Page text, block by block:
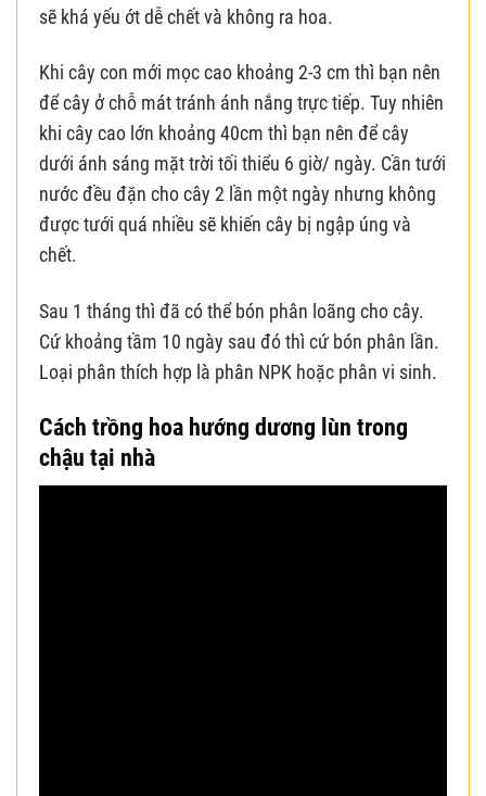
sẽ khá yếu ớt dễ chết và không ra hoa.
Khi cây con mới mọc cao khoảng 2-3 cm thì bạn nên
để cây ở chỗ mát tránh ánh nắng trực tiếp. Tuy nhiên
khi cây cao lớn khoảng 40cm thì bạn nên để cây
dưới ánh sáng mặt trời tối thiểu 6 giờ/ ngày. Cần tưới
nước đều đặn cho cây 2 lần một ngày nhưng không
được tưới quá nhiều sẽ khiến cây bị ngập úng và
chết.
Sau 1 tháng thì đã có thể bón phân loãng cho cây.
Cứ khoảng tầm 10 ngày sau đó thì cứ bón phân lần.
Loại phân thích hợp là phân NPK hoặc phân vi sinh.
Cách trồng hoa hướng dương lùn trong
chậu tại nhà